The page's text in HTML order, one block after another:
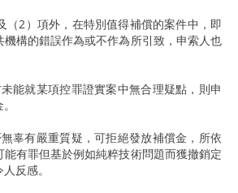
（2）項外，在特別值得補償的案件中，即
構的錯誤作為或不作為所引致，申索人也
未能就某項控罪證實案中無合理疑點，則申
無辜有嚴重質疑，可拒絕發放補償金，所依
有罪但基於例如純粹技術問題而獲撤銷定
反感。